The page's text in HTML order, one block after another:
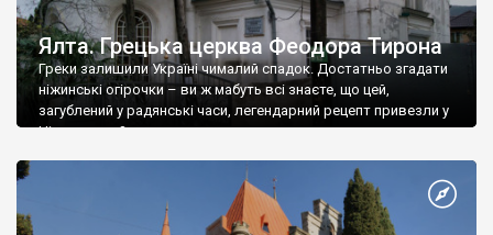
Ялта. Грецька церква Феодора Тирона
Греки залишили Україні чималий спадок. Достатньо згадати
ніжинські огірочки – ви ж мабуть всі знаєте, що цей,
загублений у радянські часи, легендарний рецепт привезли у
Ніжин греки?